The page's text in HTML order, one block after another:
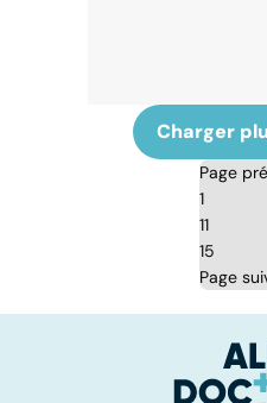
Charger
Page
1
11
15
Page